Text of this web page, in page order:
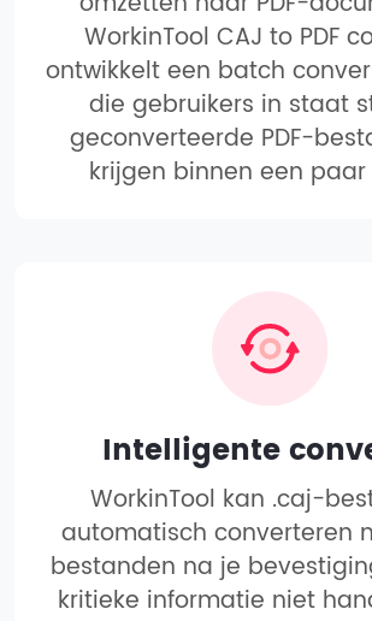
WorkinTool CAJ to PDF
ontwikkelt een batch
die gebruikers in staat
geconverteerde PDF-
krijgen binnen een paar
Intelligente
WorkinTool kan .caj-
automatisch converteren
bestanden na je
kritieke informatie niet